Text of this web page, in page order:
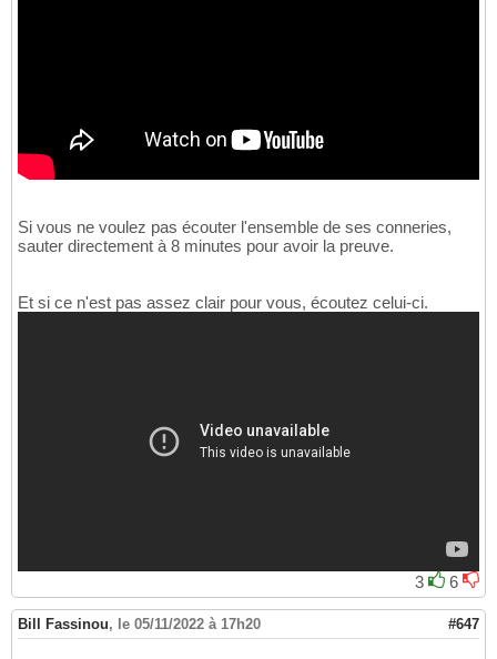
Si vous ne voulez pas écouter l'ensemble de ses conneries,
sauter directement à 8 minutes pour avoir la preuve.
Et si ce n'est pas assez clair pour vous, écoutez celui-ci.
3 6
Bill Fassinou, le 05/11/2022 à 17h20 #647